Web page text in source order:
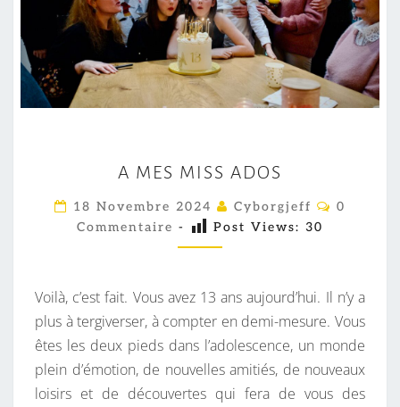
M
E
S
M
S
S
A
D
O
A MES MISS ADOS
18 Novembre 2024 Cyborgjeff
C
T
A
I
E
0
Commentaire - Post Views: 30
Voilà, c’est fait. Vous avez 13 ans aujourd’hui. Il n’y a
plus à tergiverser, à compter en demi-mesure. Vous
êtes les deux pieds dans l’adolescence, un monde
plein d’émotion, de nouvelles amitiés, de nouveaux
loisirs et de découvertes qui fera de vous des